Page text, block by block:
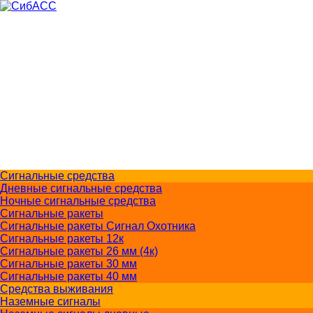
Сигнальные средства
Дневные сигнальные средства
Ночные сигнальные средства
Сигнальные ракеты
Сигнальные ракеты Сигнал Охотника
Сигнальные ракеты 12к
Сигнальные ракеты 26 мм (4к)
Сигнальные ракеты 30 мм
Сигнальные ракеты 40 мм
Средства выживания
Наземные сигналы